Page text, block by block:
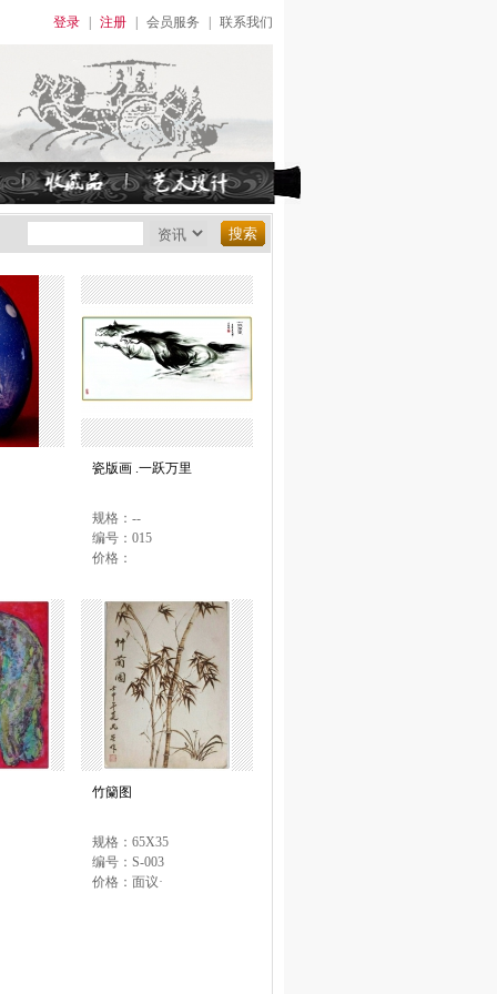
登录 注册 会员服务 联系我们
瓷版画 .一跃万里
规格：--
编号：015
价格：
竹籣图
规格：65X35
编号：S-003
价格：面议·